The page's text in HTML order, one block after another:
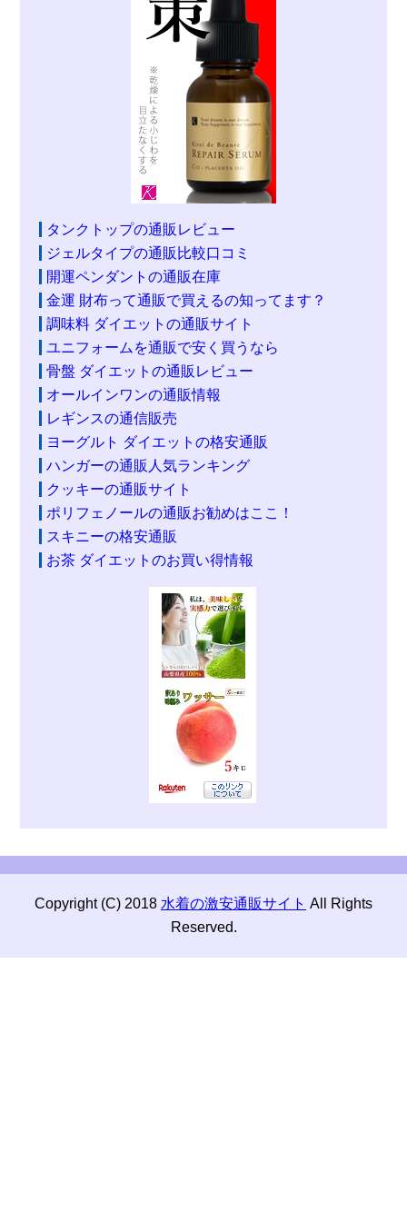
タンクトップの通販レビュー
ジェルタイプの通販比較口コミ
開運ペンダントの通販在庫
金運 財布って通販で買えるの知ってます？
調味料 ダイエットの通販サイト
ユニフォームを通販で安く買うなら
骨盤 ダイエットの通販レビュー
オールインワンの通販情報
レギンスの通信販売
ヨーグルト ダイエットの格安通販
ハンガーの通販人気ランキング
クッキーの通販サイト
ポリフェノールの通販お勧めはここ！
スキニーの格安通販
お茶 ダイエットのお買い得情報
Copyright (C) 2018 水着の激安通販サイト All Rights
Reserved.